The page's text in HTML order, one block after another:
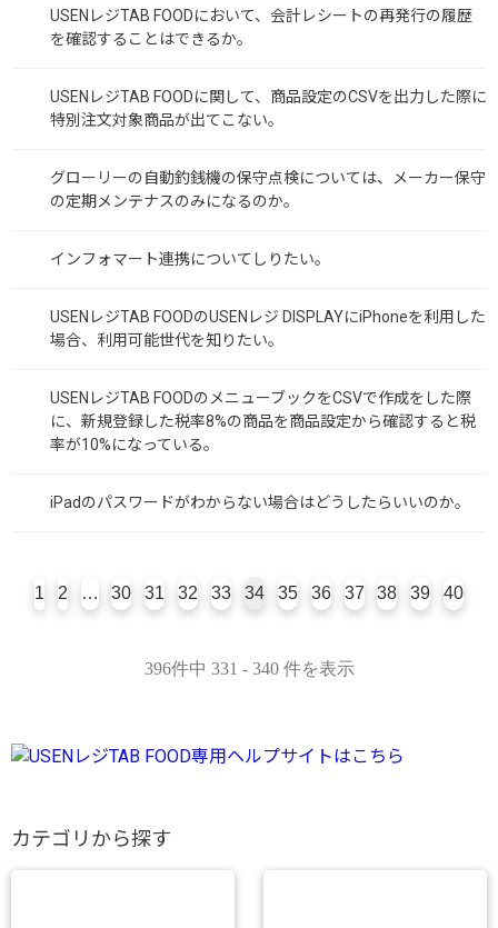
USENレジTAB FOODにおいて、会計レシートの再発行の履歴
を確認することはできるか。
USENレジTAB FOODに関して、商品設定のCSVを出力した際に
特別注文対象商品が出てこない。
グローリーの自動釣銭機の保守点検については、メーカー保守
の定期メンテナスのみになるのか。
インフォマート連携についてしりたい。
USENレジTAB FOODのUSENレジ DISPLAYにiPhoneを利用した
場合、利用可能世代を知りたい。
USENレジTAB FOODのメニューブックをCSVで作成をした際
に、新規登録した税率8%の商品を商品設定から確認すると税
率が10%になっている。
iPadのパスワードがわからない場合はどうしたらいいのか。
396件中 331 - 340 件を表示
1 2 … 30 31 32 33 34 35 36 37 38 39 40
カテゴリから探す